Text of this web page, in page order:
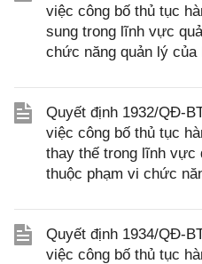
việc công bố thủ tục
sung trong lĩnh vực
chức năng quản lý của
Quyết định 1932/QĐ-
việc công bố thủ tục
thay thế trong lĩnh vực
thuộc phạm vi chức
Quyết định 1934/QĐ-
việc công bố thủ tục